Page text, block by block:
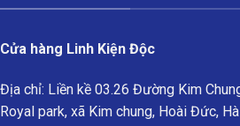
Cửa hàng Linh Kiện Độc
Địa chỉ: Liền kề 03.26 Đường Kim
Royal park, xã Kim chung, Hoài Đức,